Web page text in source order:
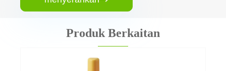
Produk Berkaitan